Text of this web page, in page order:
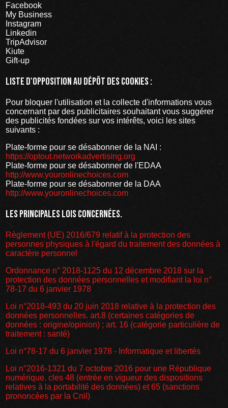
Facebook
My Business
Instagram
Linkedin
TripAdvisor
Kiute
Gift-up
Liste d'opposition au dépôt des cookies :
Pour bloquer l'utilisation et la collecte d'informations vous
concernant par des publicitaires souhaitant vous suggérer
des publicités fondées sur vos intérêts, voici les sites
suivants :
Plate-forme pour se désabonner de la NAI :
https://optout.networkadvertising.org
Plate-forme pour se désabonner de l'EDAA
http://www.youronlinechoices.com
Plate-forme pour se désabonner de la DAA
http://www.youronlinechoices.com
Les principales lois concernées.
Règlement (UE) 2016/679 relatif à la protection des
personnes physiques à l'égard du traitement des données à
caractère personnel
Ordonnance n° 2018-1125 du 12 décembre 2018 sur la
protection des données personnelles et modifiant la loi n°
78-17 du 6 janvier 1978
Loi n°2018-493 du 20 juin 2018 relative à la protection des
données personnelles. art.8 (certaines catégories de
données : origine/opinion) ; art. 16 (catégorie particulière de
traitement : santé)
Loi n°78-17 du 6 janvier 1978 - Informatique et libertés
Loi n°2016-1321 du 7 octobre 2016 pour une République
numérique. cles 48 (entrée en vigueur des dispositions
relatives à la portabilité des données) et 65 (sanctions
prononcées par la Cnil)